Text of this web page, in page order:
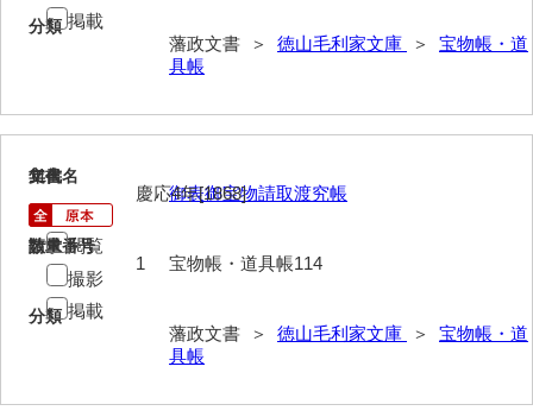
諸日記
元寛日記
同席申合帳・同席触
領内惣人数付
分類
藩政文書 ＞ 徳山毛利家文庫 ＞ 宝物帳・道
具帳
掲載
114
文書名
御表御宝物請取渡究帳
請求番号
宝物帳・道具帳114
分類
藩政文書 ＞ 徳山毛利家文庫 ＞ 宝物帳・道
具帳
年代
慶応4年[1868]
数量
1
閲覧
撮影
掲載